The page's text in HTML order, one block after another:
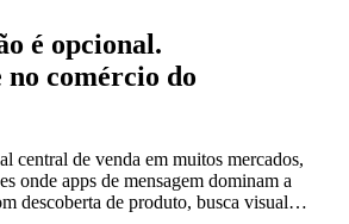
é opcional.
no comércio do
central de venda em muitos mercados,
onde apps de mensagem dominam a
descoberta de produto, busca visual…